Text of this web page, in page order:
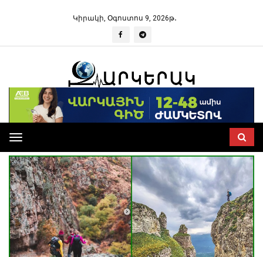
Կիրակի, Օգոստոս 9, 2026թ․
Toggle
navigation